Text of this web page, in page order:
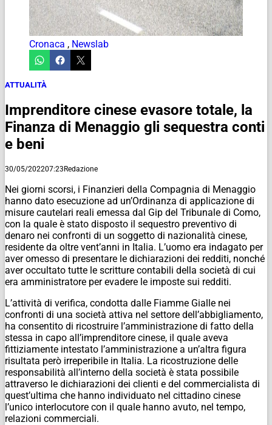
Cronaca , Newslab
ATTUALITÀ
Imprenditore cinese evasore totale, la
Finanza di Menaggio gli sequestra conti
e beni
30/05/202207:23Redazione
Nei giorni scorsi, i Finanzieri della Compagnia di Menaggio
hanno dato esecuzione ad un’Ordinanza di applicazione di
misure cautelari reali emessa dal Gip del Tribunale di Como,
con la quale è stato disposto il sequestro preventivo di
denaro nei confronti di un soggetto di nazionalità cinese,
residente da oltre vent’anni in Italia. L’uomo era indagato per
aver omesso di presentare le dichiarazioni dei redditi, nonché
aver occultato tutte le scritture contabili della società di cui
era amministratore per evadere le imposte sui redditi.
L’attività di verifica, condotta dalle Fiamme Gialle nei
confronti di una società attiva nel settore dell’abbigliamento,
ha consentito di ricostruire l’amministrazione di fatto della
stessa in capo all’imprenditore cinese, il quale aveva
fittiziamente intestato l’amministrazione a un’altra figura
risultata però irreperibile in Italia. La ricostruzione delle
responsabilità all’interno della società è stata possibile
attraverso le dichiarazioni dei clienti e del commercialista di
quest’ultima che hanno individuato nel cittadino cinese
l’unico interlocutore con il quale hanno avuto, nel tempo,
relazioni commerciali.